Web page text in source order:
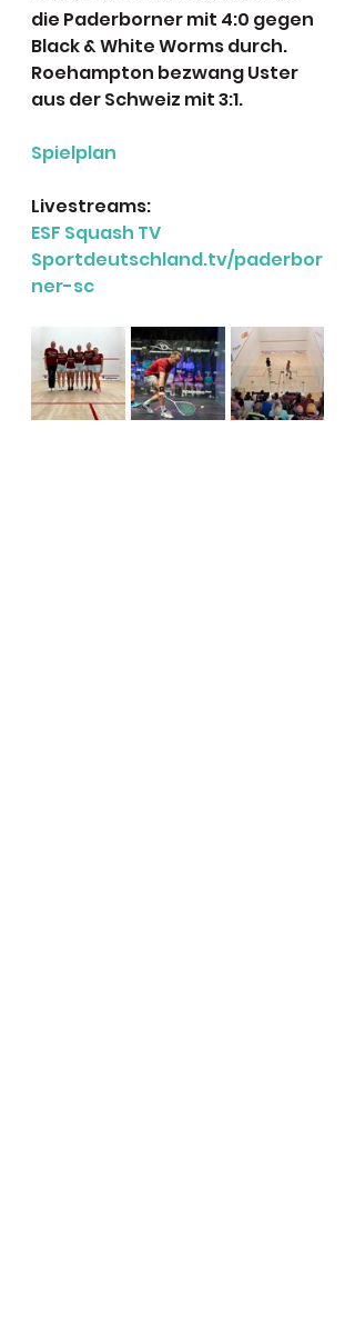
die Paderborner mit 4:0 gegen
Black & White Worms durch.
Roehampton bezwang Uster
aus der Schweiz mit 3:1.
Spielplan
Livestreams:
ESF Squash TV
Sportdeutschland.tv/paderbor
ner-sc